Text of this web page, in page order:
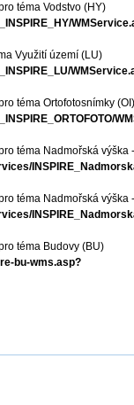
téma Vodstvo (HY)
Využití území (LU)
téma Ortofotosnímky (OI)
téma Nadmořská výška
téma Nadmořská výška
téma Budovy (BU)
bu-wms.asp?